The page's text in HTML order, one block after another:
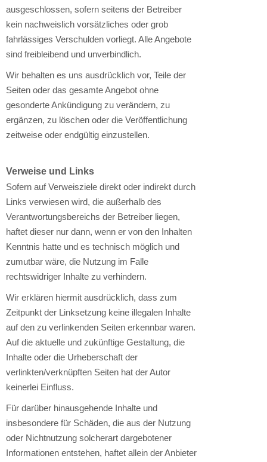
ausgeschlossen, sofern seitens der Betreiber
kein nachweislich vorsätzliches oder grob
fahrlässiges Verschulden vorliegt. Alle Angebote
sind freibleibend und unverbindlich.
Wir behalten es uns ausdrücklich vor, Teile der
Seiten oder das gesamte Angebot ohne
gesonderte Ankündigung zu verändern, zu
ergänzen, zu löschen oder die Veröffentlichung
zeitweise oder endgültig einzustellen.
Verweise und Links
Sofern auf Verweisziele direkt oder indirekt durch
Links verwiesen wird, die außerhalb des
Verantwortungsbereichs der Betreiber liegen,
haftet dieser nur dann, wenn er von den Inhalten
Kenntnis hatte und es technisch möglich und
zumutbar wäre, die Nutzung im Falle
rechtswidriger Inhalte zu verhindern.
Wir erklären hiermit ausdrücklich, dass zum
Zeitpunkt der Linksetzung keine illegalen Inhalte
auf den zu verlinkenden Seiten erkennbar waren.
Auf die aktuelle und zukünftige Gestaltung, die
Inhalte oder die Urheberschaft der
verlinkten/verknüpften Seiten hat der Autor
keinerlei Einfluss.
Für darüber hinausgehende Inhalte und
insbesondere für Schäden, die aus der Nutzung
oder Nichtnutzung solcherart dargebotener
Informationen entstehen, haftet allein der Anbieter